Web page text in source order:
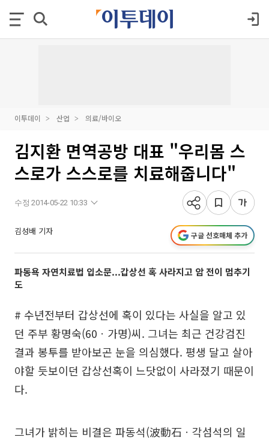
이투데이 산업 의료/바이오
김지환 면역공방 대표 "우리몸 스
스로가 스스로를 치료해줍니다"
수정 2014-05-22 10:33
김성배 기자 구글 선호매체 추가
파동욕 자연치료법 입소문...갑상선 혹 사라지고 암 전이 멈추기
도
# 수년전부터 갑상선에 혹이 있다는 사실을 알고 있
던 주부 황명숙(60ㆍ가명)씨. 그녀는 최근 건강검진
결과 봉투를 받아보곤 눈을 의심했다. 평생 달고 살아
야할 듯보이던 갑상선혹이 느닷없이 사라졌기 때문이
다.
그녀가 밝히는 비결은 파동석(波動石ㆍ각섬석의 일